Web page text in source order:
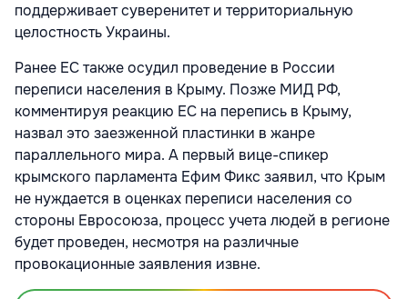
поддерживает суверенитет и территориальную
целостность Украины.
Ранее ЕС также осудил проведение в России
переписи населения в Крыму. Позже МИД РФ,
комментируя реакцию ЕС на перепись в Крыму,
назвал это заезженной пластинки в жанре
параллельного мира. А первый вице-спикер
крымского парламента Ефим Фикс заявил, что Крым
не нуждается в оценках переписи населения со
стороны Евросоюза, процесс учета людей в регионе
будет проведен, несмотря на различные
провокационные заявления извне.